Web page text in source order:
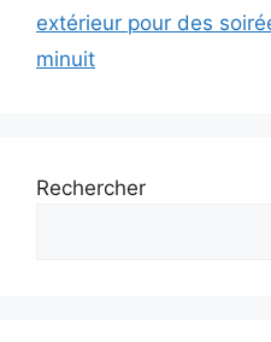
extérieur pour des
minuit
Rechercher